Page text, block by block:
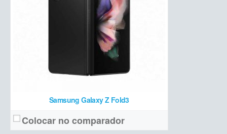
Samsung Galaxy Z Fold3
Colocar no comparador
Preço de lançamento:a partir de R$ R$ 10.499 (128 GB)